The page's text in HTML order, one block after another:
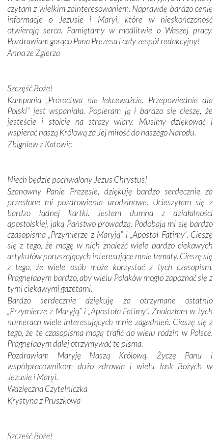
Modliliśmy się przy ich grobach. Odprawiliśmy Drogę
Krzyżową w ich rodzinnych stronach, odwiedziliśmy
domy, w których żyli.
W miejscu objawień Matki Bożej zapaliliśmy świece
Podczas tej kilkudniowej wyprawy na każdym kroku
spotykaliśmy się z serdeczną otwartością
Portugalczyków. Podziwialiśmy ich ludową sztukę i
zwyczaje. Mimo że nasze kraje są od siebie bardzo
oddalone, w żaden sposób nie czuliśmy się obco.
Sprawiła to oczywiście sama Matka Boża, ale też
kulturowa bliskość biorąca swój początek w naszej
mieliśmy okazję przekonać się, że Maryja swoją opieką
otacza nie tylko nasz naród, lecz wszystkie nacje, które
się Jej ufnie oddają, a także każdą osobę, która zawierza
Jej siebie oraz swych bliskich.
Dzieje Portugalii to również historia wierności Bogu i
odstępstw, także w życiu władców. Trudne momenty w
wymiarze tak osobistym, jak i zbiorowym, przypominają o
konieczności ciągłego zabiegania o własną duszę i o łaskę
Opatrzności. Wierność przynosi pomyślność –
przynajmniej w życiu duchowym. Odstępstwo owocuje
nieszczęściem i śmiercią. Te uniwersalne prawdy
przychodziły na myśl, gdy słuchaliśmy opowieści
przewodników o portugalskich monarchach i wodzach,
zwycięskich bitwach i nieszczęśliwych losach grzesznych
kochanków.
Byli tym razem pośród Apostołów Fatimy reprezentanci
każdego spośród żyjących pokoleń. Najmłodszy uczestnik
liczył sobie 13 lat, zaś senior, pan Zdzisław – już 94.
Całe życie marzyłem, by tu przyjechać
Nasza pielgrzymka nie byłaby tak bogata w duchową treść
czytam z wielkim zainteresowaniem. Naprawdę bardzo cenię
informacje o Jezusie i Maryi, które w nieskończoność
otwierają serca. Pamiętamy w modlitwie o Waszej pracy.
Pozdrawiam gorąco Pana Prezesa i cały zespół redakcyjny!
Anna ze Zgierza
Szczęść Boże!
Kampania „Proroctwa nie lekceważcie. Przepowiednie dla
Polski” jest wspaniała. Popieram ją i bardzo się cieszę, że
jesteście i stoicie na straży wiary. Musimy dziękować i
wspierać naszą Królową za Jej miłość do naszego Narodu.
Zbigniew z Katowic
Niech będzie pochwalony Jezus Chrystus!
Szanowny Panie Prezesie, dziękuję bardzo serdecznie za
przesłane mi pozdrowienia urodzinowe. Ucieszyłam się z
bardzo ładnej kartki. Jestem dumna z działalności
apostolskiej, jaką Państwo prowadzą. Podobają mi się bardzo
czasopisma „Przymierze z Maryją” i „Apostoł Fatimy”. Cieszę
się z tego, że mogę w nich znaleźć wiele bardzo ciekawych
artykułów poruszających interesujące mnie tematy. Cieszę się
z tego, że wiele osób może korzystać z tych czasopism.
Pragnęłabym bardzo, aby wielu Polaków mogło zapoznać się z
tymi ciekawymi gazetami.
Bardzo serdecznie dziękuję za otrzymane ostatnio
„Przymierze z Maryją” i „Apostoła Fatimy”. Znalazłam w tych
numerach wiele interesujących mnie zagadnień. Cieszę się z
tego, że te czasopisma mogą trafić do wielu rodzin w Polsce.
Pragnęłabym dalej otrzymywać te pisma.
Pozdrawiam Maryję Naszą Królową. Życzę Panu i
współpracownikom dużo zdrowia i wielu łask Bożych w
Jezusie i Maryi.
Wdzięczna Czytelniczka
Krystyna z Pruszkowa
Szczęść Boże!